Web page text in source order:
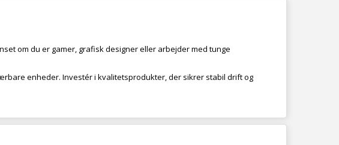
om du er gamer, grafisk designer eller arbejder med tunge
enheder. Investér i kvalitetsprodukter, der sikrer stabil drift og